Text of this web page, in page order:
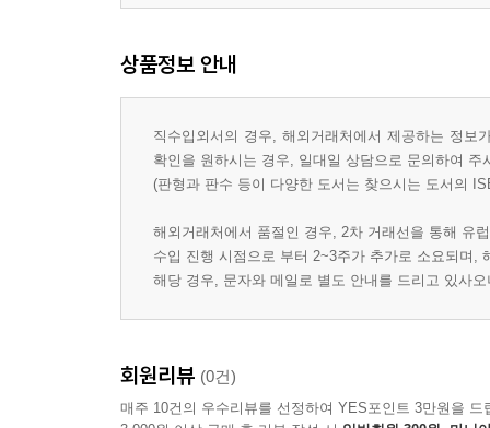
상품정보 안내
직수입외서의 경우, 해외거래처에서 제공하는 정
확인을 원하시는 경우, 일대일 상담으로 문의하여 주
(판형과 판수 등이 다양한 도서는 찾으시는 도서의
해외거래처에서 품절인 경우, 2차 거래선을 통해 유
수입 진행 시점으로 부터 2~3주가 추가로 소요되며,
해당 경우, 문자와 메일로 별도 안내를 드리고 있사
회원리뷰 (0건)
매주 10건의 우수리뷰를 선정하여 YES포인트 3만원을 드